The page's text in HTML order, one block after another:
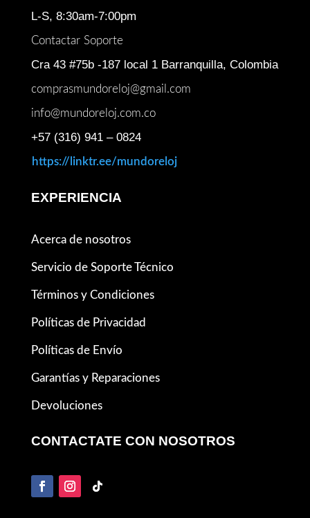
L-S, 8:30am-7:00pm
Contactar Soporte
Cra 43 #75b -187 local 1 Barranquilla, Colombia
comprasmundoreloj@gmail.com
info@mundoreloj.com.co
+57 (316) 941 – 0824
https://linktr.ee/mundoreloj
EXPERIENCIA
Acerca de nosotros
Servicio de Soporte Técnico
Términos y Condiciones
Políticas de Privacidad
Políticas de Envío
Garantías y Reparaciones
Devoluciones
CONTACTATE CON NOSOTROS